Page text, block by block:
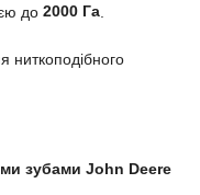
до 2000 Га
ниткоподібного
зубами John Deere